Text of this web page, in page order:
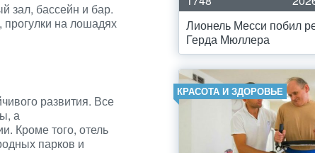
зал, бассейн и бар.
прогулки на лошадях
развития. Все
а
Кроме того, отель
парков и
Лионель Месси побил
Герда Мюллера
КРАСОТА И ЗДОРОВЬЕ